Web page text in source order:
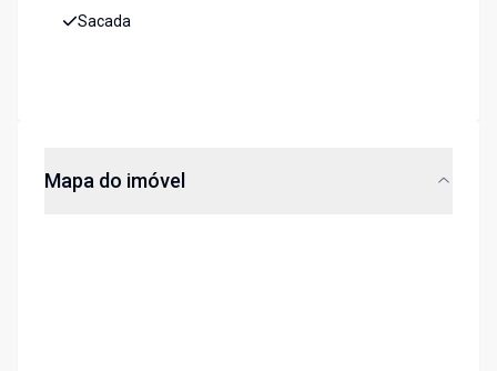
Sacada
Mapa do imóvel